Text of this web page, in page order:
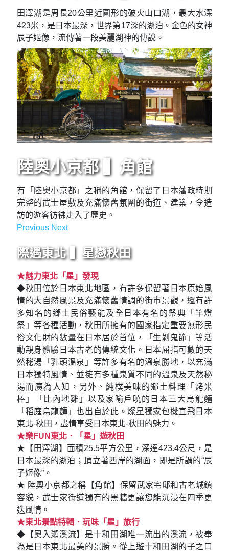
田澤湖是周長20公里近圓形的破火山口湖，最大水深
423米，是日本最深，世界第17深的湖泊。金色的女神
辰子姬像，流傳著一段美麗湖神的傳說。
陸奧小京都 ▍角館
有「陸奧小京都」之稱的角館，保留了日本藩政時期
完整的武士屋敷及充滿懷舊氛圍的街道、建築，令造
訪的遊客彷彿走入了歷史。
Previous Previous
NextNext
際遇東北 ▍星戀秋田
★魅力東北「星」發現
◆秋田位於日本東北地區，有許多保留著日本原始風
情的大自然風景及充滿懷舊情調的街市景觀，還有許
多知名的鄉土民俗藝能及全日本有名的祭典「竿燈
祭」等各種活動，秋田所擁有的國家指定重要無形民
俗文化財的數量在日本居於首位，「生剝鬼節」等活
動親身體驗日本古老的傳統文化。日本屈指可數的天
然秘湯「乳頭溫泉」等許多有名的溫泉勝地，以充滿
日本獨特風情、並擁有多種泉質不同的溫泉及天然秘
湯而廣為人知，另外、純樸美味的鄉土料理「烤米
棒」「比內地雞」以及家喻戶曉的日本三大烏龍麵
「稻庭烏龍麵」也出自於此。燦星獨家包機直飛日本
東北-秋田，盡情享受日本東北-秋田的魅力。
★樂FUN東北．「星」遊秋田
★【田澤湖】面積25.5平方公里，深達423.4公尺，是
日本最深的湖泊；頂立著西岸的湖面，即是所謂的“辰
子姬像”。
★ 陸奧小京都之稱【角館】保留武家宅邸和古老城鎮
容貌，武士家街道獨有的黑牆更讓您能沉浸在四季更
迭風情。
★東北景點特輯．玩味「星」旅行
◆【奧入瀨溪流】是十和田湖唯一流出的溪流，被奉
為是日本東北最美的景勝。從上遊十和田湖的子之口